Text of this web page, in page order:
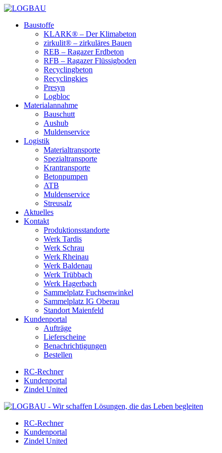
Baustoffe
KLARK® – Der Klimabeton
zirkulit® – zirkuläres Bauen
REB – Ragazer Erdbeton
RFB – Ragazer Flüssigboden
Recyclingbeton
Recyclingkies
Presyn
Logbloc
Materialannahme
Bauschutt
Aushub
Muldenservice
Logistik
Materialtransporte
Spezialtransporte
Krantransporte
Betonpumpen
ATB
Muldenservice
Streusalz
Aktuelles
Kontakt
Produktionsstandorte
Werk Tardis
Werk Schrau
Werk Rheinau
Werk Baldenau
Werk Trübbach
Werk Hagerbach
Sammelplatz Fuchsenwinkel
Sammelplatz IG Oberau
Standort Maienfeld
Kundenportal
Aufträge
Lieferscheine
Benachrichtigungen
Bestellen
RC-Rechner
Kundenportal
Zindel United
RC-Rechner
Kundenportal
Zindel United